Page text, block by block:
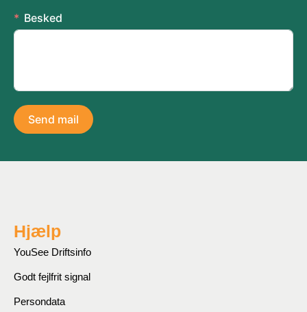
Besked
Send mail
Hjælp
YouSee Driftsinfo
Godt fejlfrit signal
Persondata